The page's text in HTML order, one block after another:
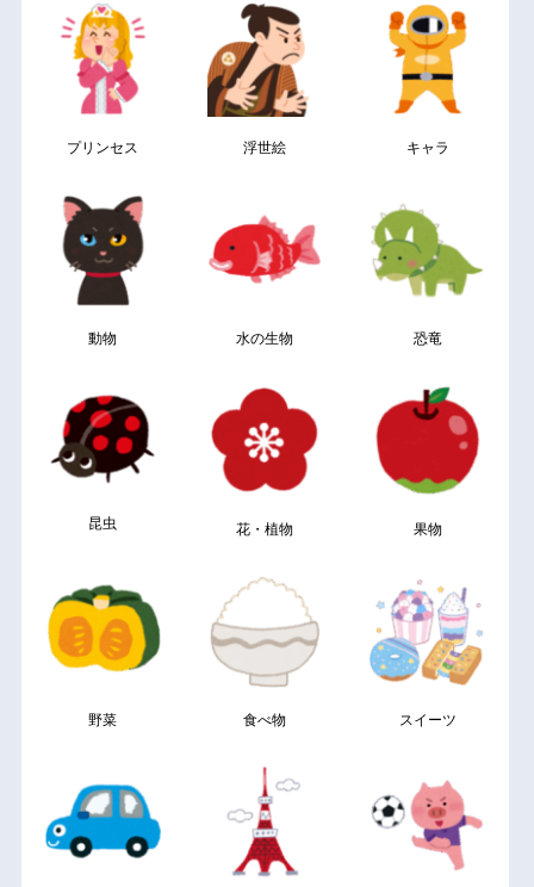
プリンセス 浮世絵 キャラ
動物 水の生物 恐竜
昆虫 花・植物 果物
野菜 食べ物 スイーツ